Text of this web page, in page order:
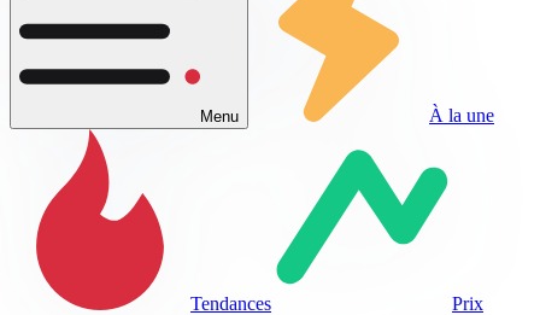
Menu À la une
Tendances Prix